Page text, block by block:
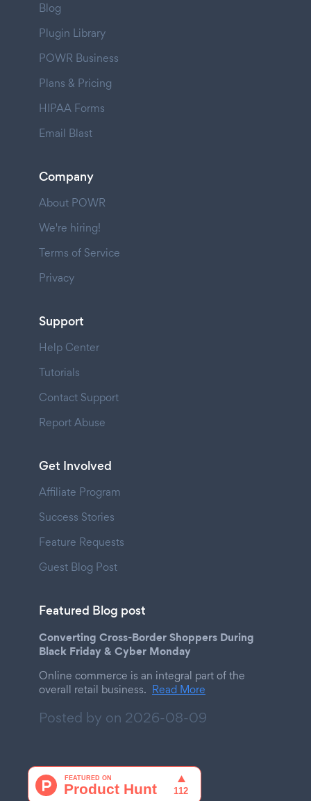
Blog
Plugin Library
POWR Business
Plans & Pricing
HIPAA Forms
Email Blast
Company
About POWR
We're hiring!
Terms of Service
Privacy
Support
Help Center
Tutorials
Contact Support
Report Abuse
Get Involved
Affiliate Program
Success Stories
Feature Requests
Guest Blog Post
Featured Blog post
Converting Cross-Border Shoppers During
Black Friday & Cyber Monday
Online commerce is an integral part of the
overall retail business. Read More
Posted by on 2026-08-09